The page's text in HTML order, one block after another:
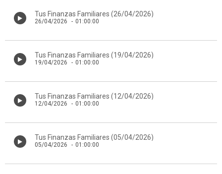
Tus Finanzas Familiares (26/04/2026)
26/04/2026 - 01:00:00
Tus Finanzas Familiares (19/04/2026)
19/04/2026 - 01:00:00
Tus Finanzas Familiares (12/04/2026)
12/04/2026 - 01:00:00
Tus Finanzas Familiares (05/04/2026)
05/04/2026 - 01:00:00